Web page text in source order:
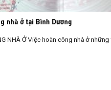
nhà ở tại Bình Dương
NHÀ Ở Việc hoàn công nhà ở